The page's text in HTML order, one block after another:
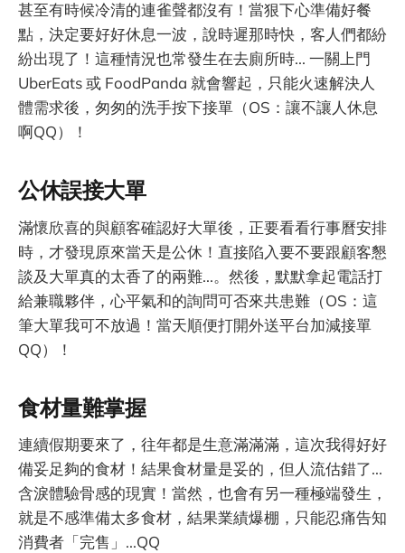
甚至有時候冷清的連雀聲都沒有！當狠下心準備好餐
點，決定要好好休息一波，說時遲那時快，客人們都紛
紛出現了！這種情況也常發生在去廁所時... 一關上門
UberEats 或 FoodPanda 就會響起，只能火速解決人
體需求後，匆匆的洗手按下接單（OS：讓不讓人休息
啊QQ）！
公休誤接大單
滿懷欣喜的與顧客確認好大單後，正要看看行事曆安排
時，才發現原來當天是公休！直接陷入要不要跟顧客懇
談及大單真的太香了的兩難...。然後，默默拿起電話打
給兼職夥伴，心平氣和的詢問可否來共患難（OS：這
筆大單我可不放過！當天順便打開外送平台加減接單
QQ）！
食材量難掌握
連續假期要來了，往年都是生意滿滿滿，這次我得好好
備妥足夠的食材！結果食材量是妥的，但人流估錯了...
含淚體驗骨感的現實！當然，也會有另一種極端發生，
就是不感準備太多食材，結果業績爆棚，只能忍痛告知
消費者「完售」...QQ